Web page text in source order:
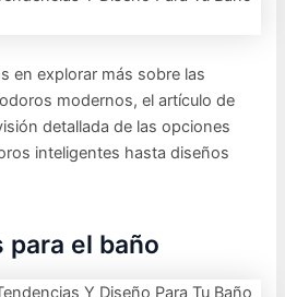
en explorar más sobre las
modernos, el artículo de
detallada de las opciones
inteligentes hasta diseños
para el baño